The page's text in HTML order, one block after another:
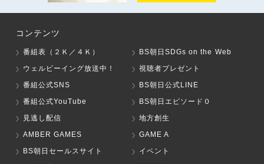
コンテンツ
番組表（２Ｋ／４Ｋ）
BS朝日SDGs on the Web
ウェルビーイング放送中！
視聴者プレゼント
番組公式SNS
BS朝日公式LINE
番組公式YouTube
BS朝日エピソード０
見逃し配信
地方創生
AMBER GAMES
GAME A
BS朝日セールスサイト
イベント